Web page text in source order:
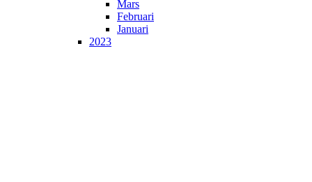
Mars
Februari
Januari
2023